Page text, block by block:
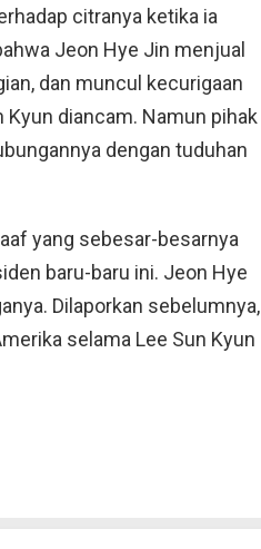
citranya ketika ia
Jeon Hye Jin menjual
dan muncul kecurigaan
Kyun diancam. Namun pihak
dengan tuduhan
yang sebesar-besarnya
baru-baru ini. Jeon Hye
Dilaporkan sebelumnya,
selama Lee Sun Kyun